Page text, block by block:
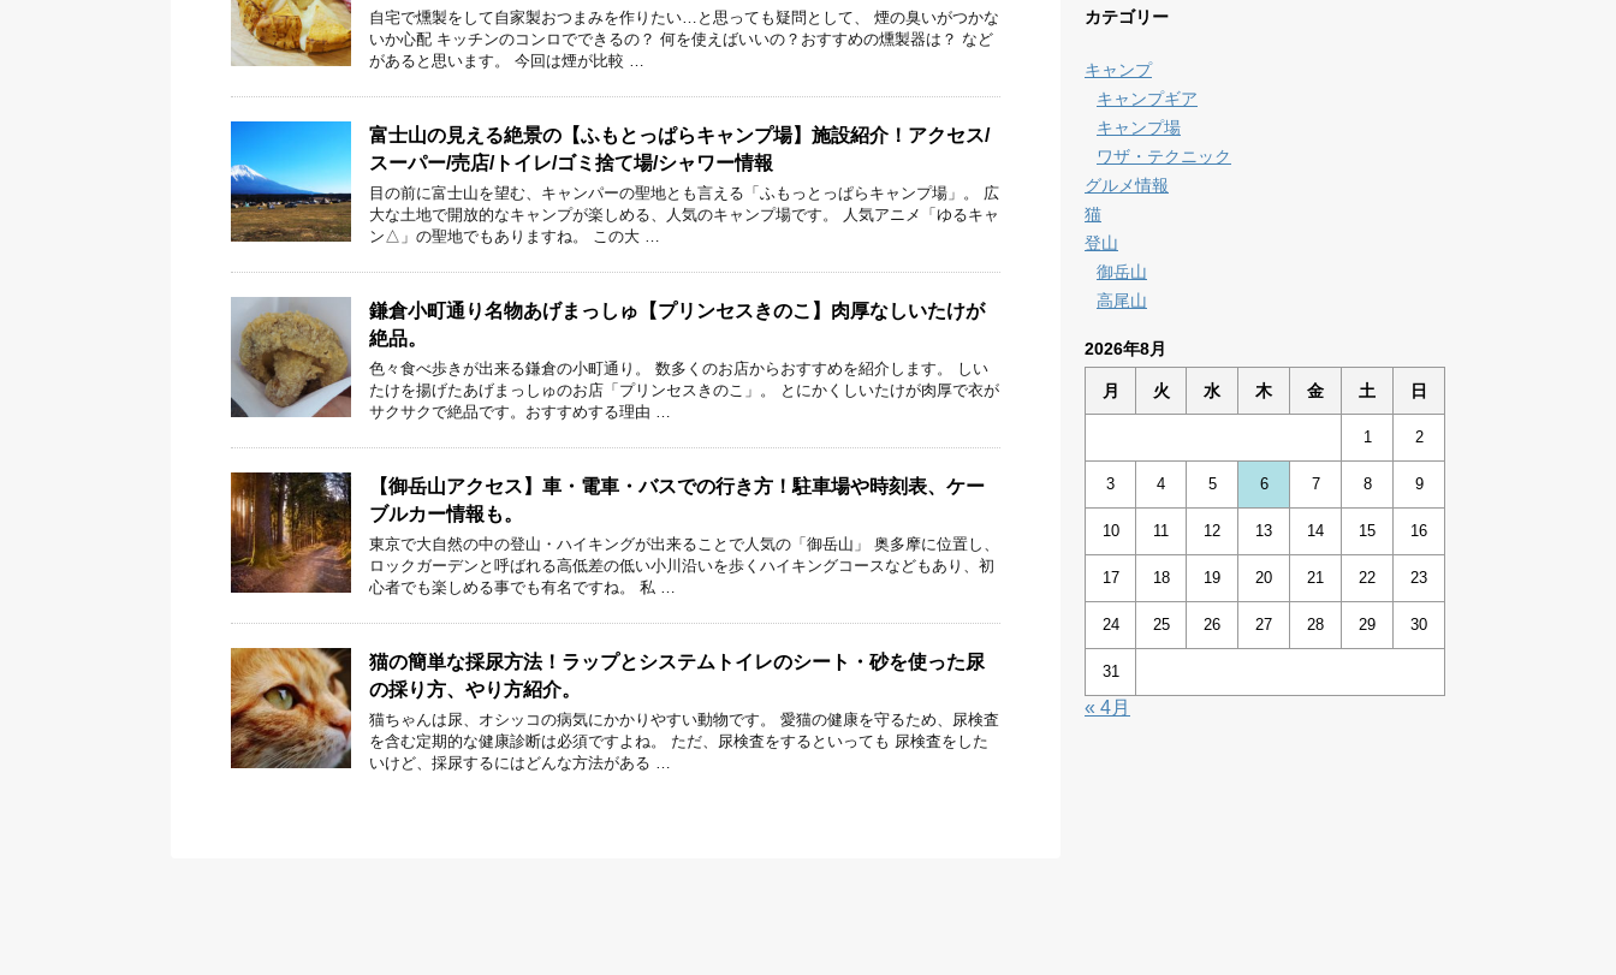
自宅で燻製をして自家製おつまみを作りたい…と思っても疑問として、 煙の臭いがつかな
いか心配 キッチンのコンロでできるの？ 何を使えばいいの？おすすめの燻製器は？ など
があると思います。 今回は煙が比較 …
富士山の見える絶景の【ふもとっぱらキャンプ場】施設紹介！アクセス/
スーパー/売店/トイレ/ゴミ捨て場/シャワー情報
目の前に富士山を望む、キャンパーの聖地とも言える「ふもっとっぱらキャンプ場」。 広
大な土地で開放的なキャンプが楽しめる、人気のキャンプ場です。 人気アニメ「ゆるキャ
ン△」の聖地でもありますね。 この大 …
鎌倉小町通り名物あげまっしゅ【プリンセスきのこ】肉厚なしいたけが
絶品。
色々食べ歩きが出来る鎌倉の小町通り。 数多くのお店からおすすめを紹介します。 しい
たけを揚げたあげまっしゅのお店「プリンセスきのこ」。 とにかくしいたけが肉厚で衣が
サクサクで絶品です。おすすめする理由 …
【御岳山アクセス】車・電車・バスでの行き方！駐車場や時刻表、ケー
ブルカー情報も。
東京で大自然の中の登山・ハイキングが出来ることで人気の「御岳山」 奥多摩に位置し、
ロックガーデンと呼ばれる高低差の低い小川沿いを歩くハイキングコースなどもあり、初
心者でも楽しめる事でも有名ですね。 私 …
猫の簡単な採尿方法！ラップとシステムトイレのシート・砂を使った尿
の採り方、やり方紹介。
猫ちゃんは尿、オシッコの病気にかかりやすい動物です。 愛猫の健康を守るため、尿検査
を含む定期的な健康診断は必須ですよね。 ただ、尿検査をするといっても 尿検査をした
いけど、採尿するにはどんな方法がある …
カテゴリー
キャンプ
キャンプギア
キャンプ場
ワザ・テクニック
グルメ情報
猫
登山
御岳山
高尾山
2026年8月
月 火 水 木 金 土 日
1 2
3 4 5 6 7 8 9
10 11 12 13 14 15 16
17 18 19 20 21 22 23
24 25 26 27 28 29 30
31
« 4月